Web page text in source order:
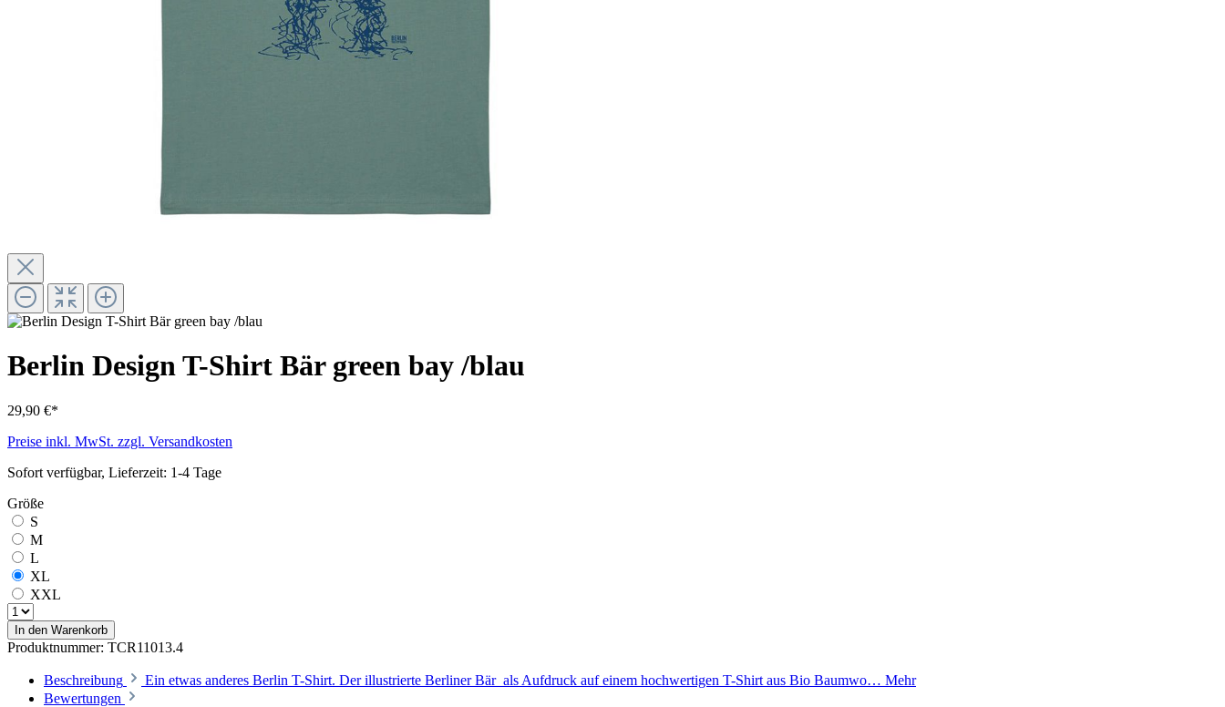
Berlin Design T-Shirt Bär green bay /blau
29,90 €*
Preise inkl. MwSt. zzgl. Versandkosten
Sofort verfügbar, Lieferzeit: 1-4 Tage
Größe
S
M
L
XL
XXL
In den Warenkorb
Produktnummer: TCR11013.4
Beschreibung Ein etwas anderes Berlin T-Shirt. Der illustrierte Berliner Bär als Aufdruck auf einem hochwertigen T-Shirt aus Bio Baumwo… Mehr
Bewertungen